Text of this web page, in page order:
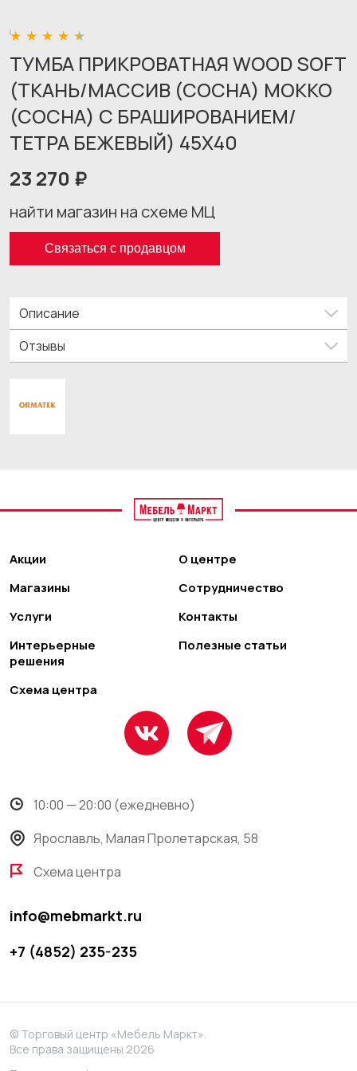
ТУМБА ПРИКРОВАТНАЯ WOOD SOFT
(ТКАНЬ/МАССИВ (СОСНА) МОККО
(СОСНА) С БРАШИРОВАНИЕМ/
ТЕТРА БЕЖЕВЫЙ) 45X40
23 270 ₽
найти магазин на схеме МЦ
Связаться с продавцом
Описание
Отзывы
Акции
Магазины
Услуги
Интерьерные
решения
Схема центра
О центре
Сотрудничество
Контакты
Полезные статьи
10:00 — 20:00 (ежедневно)
Ярославль, Малая Пролетарская, 58
Схема центра
info@mebmarkt.ru
+7 (4852) 235-235
© Торговый центр «Мебель Маркт».
Все права защищены 2026